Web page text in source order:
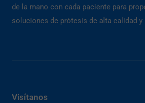
de la mano con cada paciente para
soluciones de prótesis de alta calidad
Visítanos